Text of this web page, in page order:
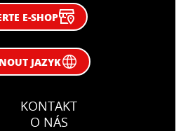
E-SHOP
JAZYK
KONTAKT
O NÁS